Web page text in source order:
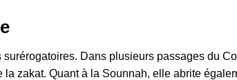
Dans plusieurs passages du
zakat. Quant à la Sounnah, elle abrite